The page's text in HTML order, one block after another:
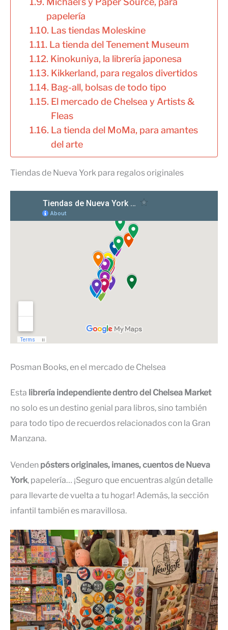
papelería
Las tiendas Moleskine
La tienda del Tenement Museum
Kinokuniya, la librería japonesa
Kikkerland, para regalos divertidos
Bag-all, bolsas de todo tipo
El mercado de Chelsea y Artists &
Fleas
La tienda del MoMa, para amantes
del arte
Tiendas de Nueva York para regalos originales
Posman Books, en el mercado de Chelsea
Esta librería independiente dentro del Chelsea Market
no solo es un destino genial para libros, sino también
para todo tipo de recuerdos relacionados con la Gran
Manzana.
Venden pósters originales, imanes, cuentos de Nueva
York, papelería… ¡Seguro que encuentras algún detalle
para llevarte de vuelta a tu hogar! Además, la sección
infantil también es maravillosa.